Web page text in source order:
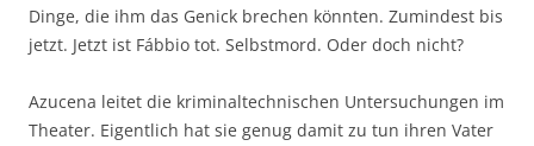
Dinge, die ihm das Genick brechen könnten. Zumindest bis
jetzt. Jetzt ist Fábbio tot. Selbstmord. Oder doch nicht?
Azucena leitet die kriminaltechnischen Untersuchungen im
Theater. Eigentlich hat sie genug damit zu tun ihren Vater